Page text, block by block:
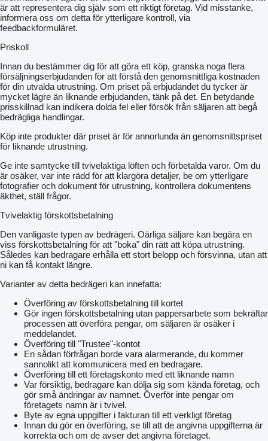
är att representera dig själv som ett riktigt företag. Vid misstanke,
informera oss om detta för ytterligare kontroll, via
feedbackformuläret.
Priskoll
Innan du bestämmer dig för att göra ett köp, granska noga flera
försäljningserbjudanden för att förstå den genomsnittliga kostnaden
för din utvalda utrustning. Om priset på erbjudandet du tycker är
mycket lägre än liknande erbjudanden, tänk på det. En betydande
prisskillnad kan indikera dolda fel eller försök från säljaren att begå
bedrägliga handlingar.
Köp inte produkter där priset är för annorlunda än genomsnittspriset
för liknande utrustning.
Ge inte samtycke till tvivelaktiga löften och förbetalda varor. Om du
är osäker, var inte rädd för att klargöra detaljer, be om ytterligare
fotografier och dokument för utrustning, kontrollera dokumentens
äkthet, ställ frågor.
Tvivelaktig förskottsbetalning
Den vanligaste typen av bedrägeri. Oärliga säljare kan begära en
viss förskottsbetalning för att "boka" din rätt att köpa utrustning.
Således kan bedragare erhålla ett stort belopp och försvinna, utan att
ni kan få kontakt längre.
Varianter av detta bedrägeri kan innefatta:
Överföring av förskottsbetalning till kortet
Gör ingen förskottsbetalning utan pappersarbete som bekräftar
processen att överföra pengar, om säljaren är osäker i
meddelandet.
Överföring till "Trustee"-kontot
En sådan förfrågan borde vara alarmerande, du kommer
sannolikt att kommunicera med en bedragare.
Överföring till ett företagskonto med ett liknande namn
Var försiktig, bedragare kan dölja sig som kända företag, och
gör små ändringar av namnet. Överför inte pengar om
företagets namn är i tvivel.
Byte av egna uppgifter i fakturan till ett verkligt företag
Innan du gör en överföring, se till att de angivna uppgifterna är
korrekta och om de avser det angivna företaget.